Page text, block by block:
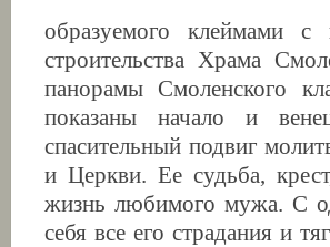
образуемого клеймами
строительства Храма
панорамы Смоленского
показаны начало и
спасительный подвиг
и Церкви. Ее судьба,
жизнь любимого мужа. С
себя все его страдания и